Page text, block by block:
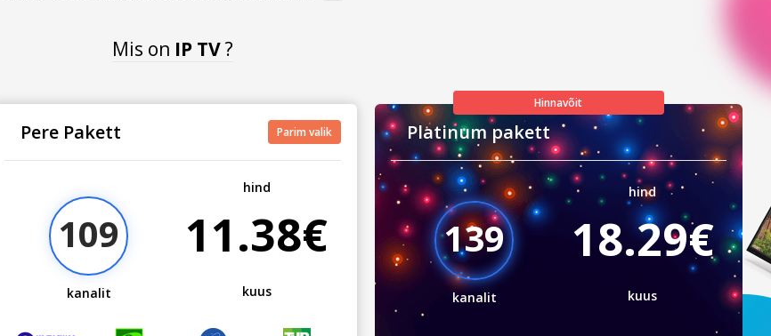
Mis on IP TV?
Pere Pakett Parim valik
109
kanalit
hind
11.38€
kuus
Hinnavõit
Platinum pakett
139
kanalit
hind
18.29€
kuus